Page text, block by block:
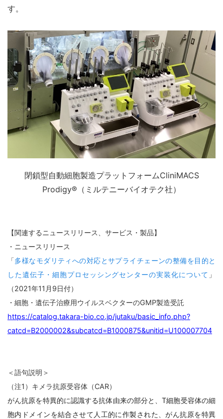
す。
閉鎖型自動細胞製造プラットフォームCliniMACS
Prodigy®（ミルテニーバイオテク社）
【関連するニュースリリース、サービス・製品】
・ニュースリリース
「多様なモダリティへの対応とサプライチェーンの整備を目的と
した遺伝子・細胞プロセッシングセンターの実装化について 」
（2021年11月9日付）
・細胞・遺伝子治療用ウイルスベクターのGMP製造受託
https://catalog.takara-bio.co.jp/jutaku/basic_info.php?
catcd=B2000002&subcatcd=B1000875&unitid=U100007704
＜語句説明＞
（注1）キメラ抗原受容体（CAR）
がん抗原を特異的に認識する抗体由来の部分と、T細胞受容体の細
胞内ドメインを結合させて人工的に作製された、がん抗原を特異